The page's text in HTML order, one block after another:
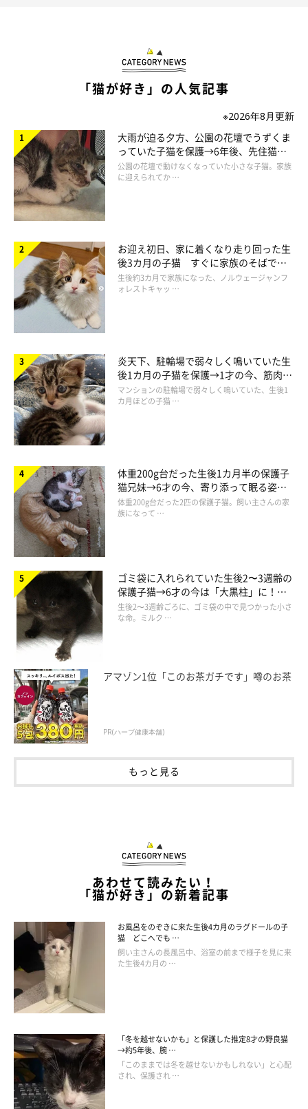
「猫が好き」の人気記事
※2026年8月更新
大雨が迫る夕方、公園の花壇でうずくま
っていた子猫を保護→6年後、先住猫
と“姉妹”のような関係に
公園の花壇で動けなくなっていた小さな子猫。家族
に迎えられてか …
お迎え初日、家に着くなり走り回った生
後3カ月の子猫 すぐに家族のそばで落
ち着く姿に「迎えてよかった」
生後約3カ月で家族になった、ノルウェージャンフ
ォレストキャッ …
炎天下、駐輪場で弱々しく鳴いていた生
後1カ月の子猫を保護→1才の今、筋肉質
でツンデレなコに成長
マンションの駐輪場で弱々しく鳴いていた、生後1
カ月ほどの子猫 …
体重200g台だった生後1カ月半の保護子
猫兄妹→6才の今、寄り添って眠る姿に
ほっこり！
体重200g台だった2匹の保護子猫。飼い主さんの家
族になって …
ゴミ袋に入れられていた生後2〜3週齢の
保護子猫→6才の今は「大黒柱」に！
美しい黒猫に成長した姿にグッとくる
生後2〜3週齢ごろに、ゴミ袋の中で見つかった小さ
な命。ミルク …
アマゾン1位「このお茶ガチです」噂のお茶
PR(ハーブ健康本舗)
もっと見る
あわせて読みたい！
「猫が好き」の新着記事
お風呂をのぞきに来た生後4カ月のラグドールの子
猫 どこへでも …
飼い主さんの長風呂中、浴室の前まで様子を見に来
た生後4カ月の …
「冬を越せないかも」と保護した推定8才の野良猫
→約5年後、腕 …
「このままでは冬を越せないかもしれない」と心配
され、保護され …